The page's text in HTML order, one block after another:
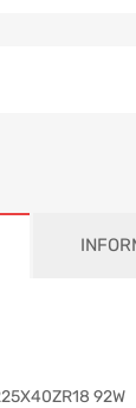
92W